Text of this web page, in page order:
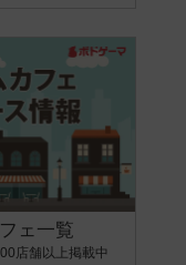
ェ一覧
店舗以上掲載中